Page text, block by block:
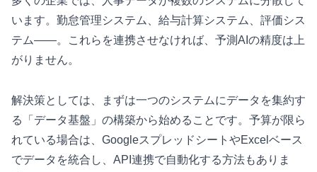
います。勤怠管理システム、給与計算システム、評価シス
テム——。これらを連携させなければ、予測AIの精度は上
がりません。
解決策としては、まずは一つのシステムにデータを集約す
る「データ基盤」の構築から始めることです。予算が限ら
れている場合は、GoogleスプレッドシートやExcelベース
でデータを統合し、API連携で自動化する方法もありま